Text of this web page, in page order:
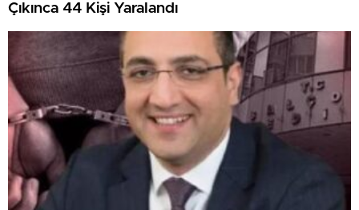
Çıkınca 44 Kişi Yaralandı